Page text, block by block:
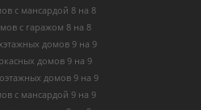
с мансардой 8 на 8
с гаражом 8 на 8
домов 9 на 9
домов 9 на 9
домов 9 на 9
с мансардой 9 на 9